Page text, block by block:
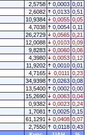
2,5758 0,0003 0,01
2,6082 0,0133 0,51
10,9384 0,0055 0,05
4,7038 0,0054 0,11
26,2729 0,0565 0,21
12,0088 0,0103 0,09
9,8283 0,0060 0,06
4,3980 0,0053 0,12
11,9202 0,0010 0,01
4,7165 0,0111 0,23
34,9398 0,0263 0,08
13,5400 0,0002 0,00
15,2690 0,0063 0,04
0,9382 0,0023 0,24
1,7081 0,0025 0,15
61,1291 0,0408 0,07
2,7550 0,0118 0,43